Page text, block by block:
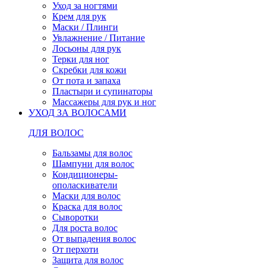
Уход за ногтями
Крем для рук
Маски / Плинги
Увлажнение / Питание
Лосьоны для рук
Терки для ног
Скребки для кожи
От пота и запаха
Пластыри и супинаторы
Массажеры для рук и ног
УХОД ЗА ВОЛОСАМИ
ДЛЯ ВОЛОС
Бальзамы для волос
Шампуни для волос
Кондиционеры-
ополаскиватели
Маски для волос
Краска для волос
Сыворотки
Для роста волос
От выпадения волос
От перхоти
Защита для волос